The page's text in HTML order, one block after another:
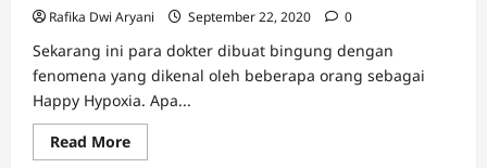
Rafika Dwi Aryani September 22, 2020 0
Sekarang ini para dokter dibuat bingung dengan
fenomena yang dikenal oleh beberapa orang sebagai
Happy Hypoxia. Apa...
Read MoreRead
more